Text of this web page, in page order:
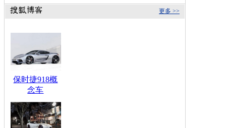
更多 >>
保时捷918概
念车